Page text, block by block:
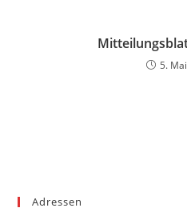
5.
Adressen